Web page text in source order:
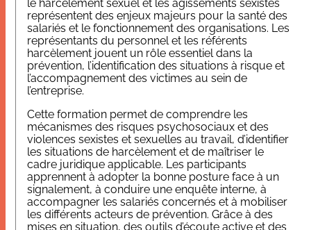
le harcèlement sexuel et les agissements sexistes
représentent des enjeux majeurs pour la santé des
salariés et le fonctionnement des organisations. Les
représentants du personnel et les référents
harcèlement jouent un rôle essentiel dans la
prévention, l’identification des situations à risque et
l’accompagnement des victimes au sein de
l’entreprise.
Cette formation permet de comprendre les
mécanismes des risques psychosociaux et des
violences sexistes et sexuelles au travail, d’identifier
les situations de harcèlement et de maîtriser le
cadre juridique applicable. Les participants
apprennent à adopter la bonne posture face à un
signalement, à conduire une enquête interne, à
accompagner les salariés concernés et à mobiliser
les différents acteurs de prévention. Grâce à des
mises en situation, des outils d’écoute active et des